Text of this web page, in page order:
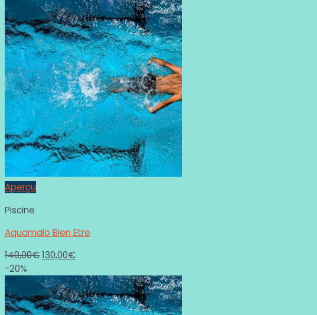
Aperçu
Piscine
Aquamalo Bien Etre
140,00€130,00€
-20%